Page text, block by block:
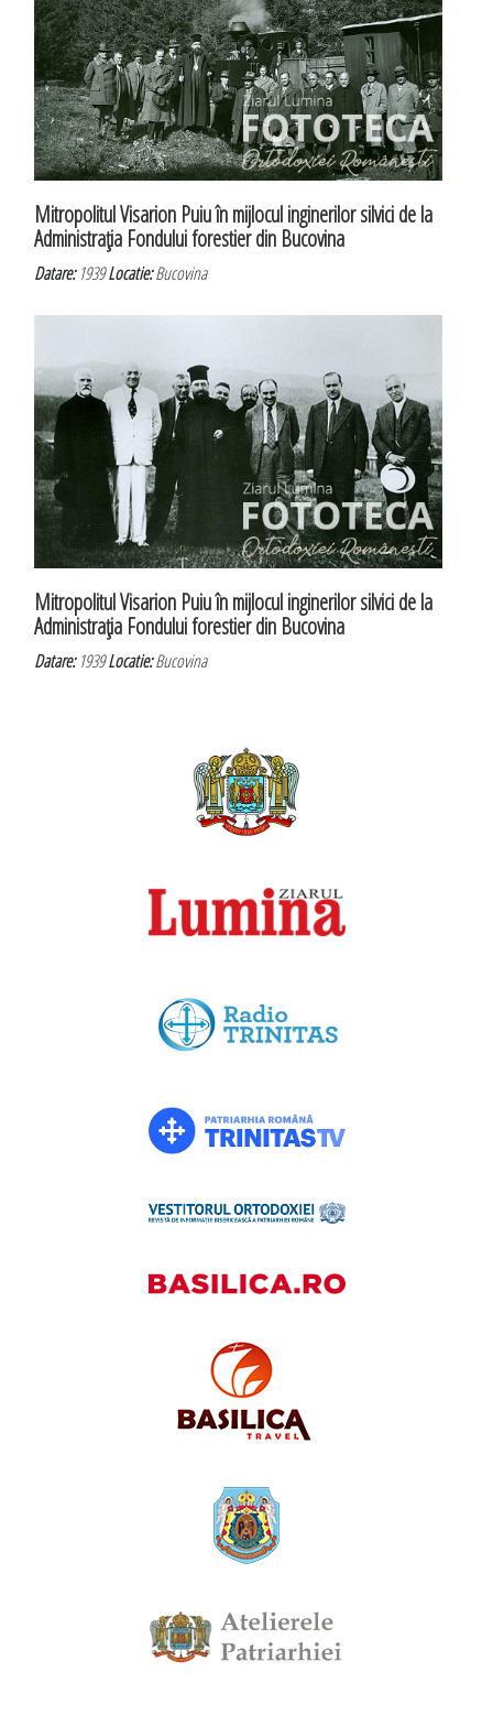
Mitropolitul Visarion Puiu în mijlocul inginerilor silvici de la
Administraţia Fondului forestier din Bucovina
Datare:1939Locatie:Bucovina
Mitropolitul Visarion Puiu în mijlocul inginerilor silvici de la
Administraţia Fondului forestier din Bucovina
Datare:1939Locatie:Bucovina